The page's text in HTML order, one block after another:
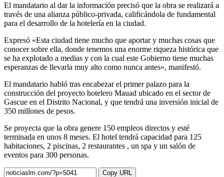
El mandatario al dar la información precisó que la obra se realizará a
través de una alianza público-privada, calificándola de fundamental
para el desarrollo de la hotelería en la ciudad.
Expresó «Esta ciudad tiene mucho que aportar y muchas cosas que
conocer sobre ella, donde tenemos una enorme riqueza histórica que
se ha explotado a medias y con la cual este Gobierno tiene muchas
esperanzas de llevarla muy alto como nunca antes», manifestó.
El mandatario habló tras encabezar el primer palazo para la
construcción del proyecto hotelero Mauad ubicado en el sector de
Gascue en el Distrito Nacional, y que tendrá una inversión inicial de
350 millones de pesos.
Se proyecta que la obra genere 150 empleos directos y esté
terminada en unos 8 meses. El hotel tendrá capacidad para 125
habitaciones, 2 piscinas, 2 restaurantes , un spa y un salón de
eventos para 300 personas.
Copy URL